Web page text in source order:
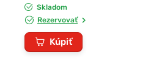
Skladom
Rezervovať
Kúpiť